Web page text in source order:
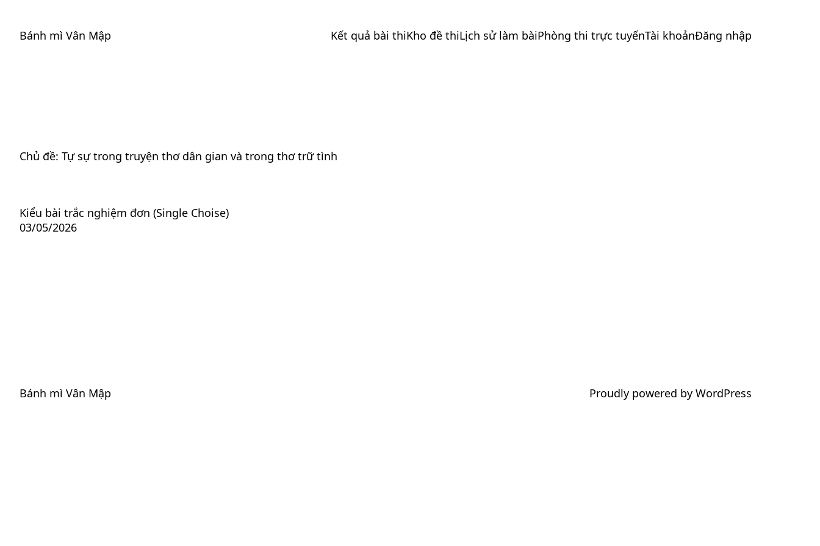
phầnBánh mì Vân Mập Kết quả bài thiKho đề thiLịch sử làm bàiPhòng thi trực tuyếnTài khoảnĐăng nhập
Chủ đề: Tự sự trong truyện thơ dân gian và trong thơ trữ tình
Kiểu bài trắc nghiệm đơn (Single Choise)
03/05/2026
Bánh mì Vân Mập Proudly powered by WordPress